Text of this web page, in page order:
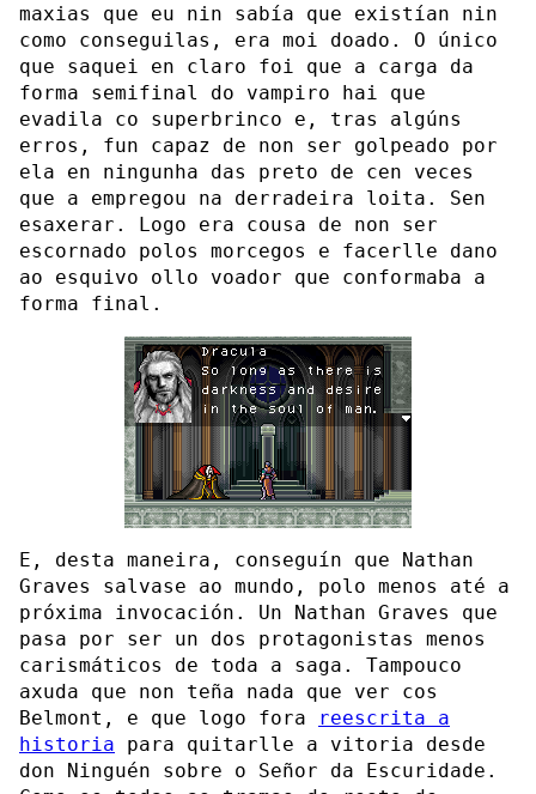
maxias que eu nin sabía que existían nin
como conseguilas, era moi doado. O único
que saquei en claro foi que a carga da
forma semifinal do vampiro hai que
evadila co superbrinco e, tras algúns
erros, fun capaz de non ser golpeado por
ela en ningunha das preto de cen veces
que a empregou na derradeira loita. Sen
esaxerar. Logo era cousa de non ser
escornado polos morcegos e facerlle dano
ao esquivo ollo voador que conformaba a
forma final.
E, desta maneira, conseguín que Nathan
Graves salvase ao mundo, polo menos até a
próxima invocación. Un Nathan Graves que
pasa por ser un dos protagonistas menos
carismáticos de toda a saga. Tampouco
axuda que non teña nada que ver cos
Belmont, e que logo fora
reescrita a
historia para quitarlle a vitoria desde
don Ninguén sobre o Señor da Escuridade.